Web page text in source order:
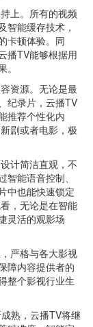
上。所有的视频
智能缓存技术，
卡顿体验。同
播TV能够根据用
资源。无论是最
纪录片，云播TV
推荐个性化内
剧或者电影，极
计简洁直观，不
能语音控制、
中也能快速锁定
，无论是在智能
灵活的观影场
严格与各大影视
障内容提供者的
整个影视行业生
熟，云播TV将继